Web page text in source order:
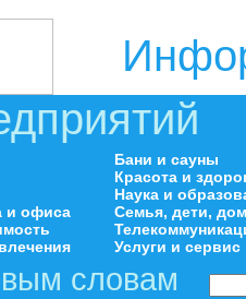
и офиса
Бани и сауны
Красота и
Наука и
Семья, дети,
Услуги и сервис
словам